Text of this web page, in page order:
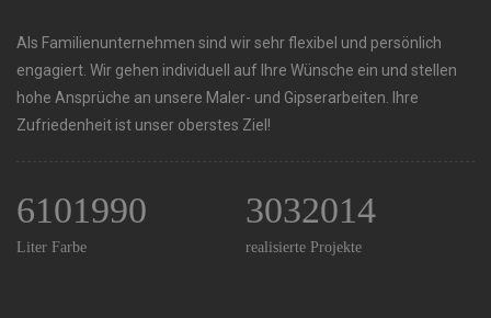
Als Familienunternehmen sind wir sehr flexibel und persönlich
engagiert. Wir gehen individuell auf Ihre Wünsche ein und stellen
hohe Ansprüche an unsere Maler- und Gipserarbeiten. Ihre
Zufriedenheit ist unser oberstes Ziel!
6101990
Liter Farbe
3032014
realisierte Projekte